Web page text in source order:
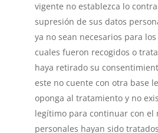
vigente no establezca lo
supresión de sus datos
ya no sean necesarios para
cuales fueron recogidos o
haya retirado su
este no cuente con otra base
oponga al tratamiento y no
legítimo para continuar con el
personales hayan sido